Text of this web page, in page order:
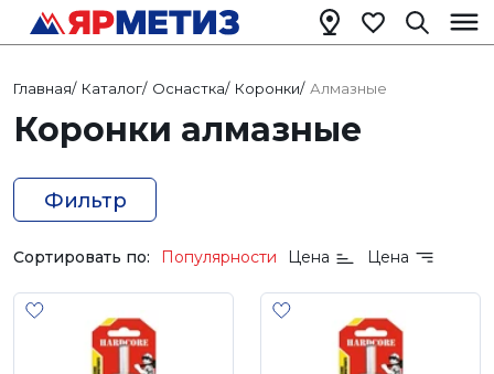
Главная/ Каталог/ Оснастка/ Коронки/ Алмазные
Коронки алмазные
Фильтр
Сортировать по: Популярности Цена Цена